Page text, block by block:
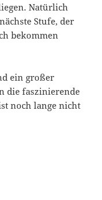
Natürlich
Stufe, der
bekommen
ein großer
die faszinierende
noch lange nicht